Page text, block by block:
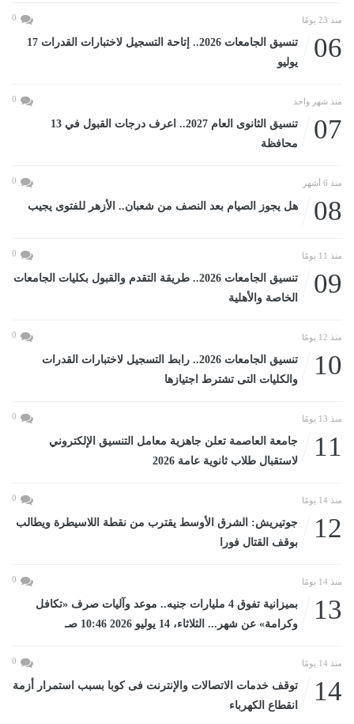
منذ 23 يومًا 0
06
تنسيق الجامعات 2026.. إتاحة التسجيل لاختبارات القدرات 17
يوليو
منذ شهر واحد 0
07
تنسيق الثانوى العام 2027.. اعرف درجات القبول في 13
محافظة
منذ 6 أشهر 0
08 هل يجوز الصيام بعد النصف من شعبان.. الأزهر للفتوى يجيب
منذ 11 يومًا 0
09
تنسيق الجامعات 2026.. طريقة التقدم والقبول بكليات الجامعات
الخاصة والأهلية
منذ 12 يومًا 0
10
تنسيق الجامعات 2026.. رابط التسجيل لاختبارات القدرات
والكليات التى تشترط اجتيازها
منذ 13 يومًا 0
11
جامعة العاصمة تعلن جاهزية معامل التنسيق الإلكتروني
لاستقبال طلاب ثانوية عامة 2026
منذ 14 يومًا 0
12
جوتيريش: الشرق الأوسط يقترب من نقطة اللاسيطرة ويطالب
بوقف القتال فورا
منذ 14 يومًا 0
13
بميزانية تفوق 4 مليارات جنيه.. موعد وآليات صرف «تكافل
وكرامة» عن شهر... الثلاثاء، 14 يوليو 2026 10:46 صـ
منذ 14 يومًا 0
14
توقف خدمات الاتصالات والإنترنت فى كوبا بسبب استمرار أزمة
انقطاع الكهرباء